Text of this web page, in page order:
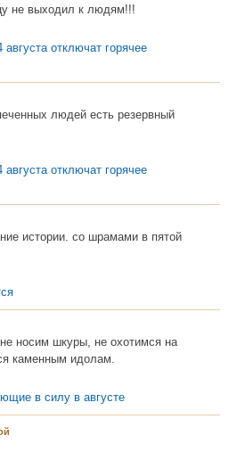
не выходил к людям!!!
отключат горячее
людей есть резервный
отключат горячее
истории. со шрамами в пятой
носим шкуры, не охотимся на
каменным идолам.
в силу в августе